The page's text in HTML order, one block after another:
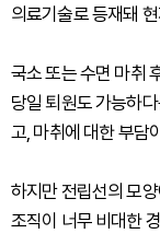
의료기술로 등재돼
국소 또는 수면 마취
당일 퇴원도 가능하
고, 마취에 대한 부담
하지만 전립선의 모
조직이 너무 비대한